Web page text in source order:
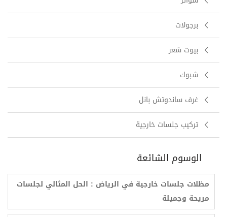
برجولات
بيوت شعر
شبوك
غرف ساندوتش بانل
تركيب جلسات خارجية
الوسوم الشائعة
مظلات جلسات خارجية في الرياض : الحل المثالي لجلسات
مريحة وجميلة